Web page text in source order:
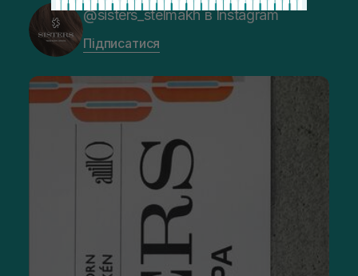
@sisters_stelmakh в Instagram
Підписатися